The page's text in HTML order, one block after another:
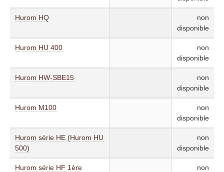
Hurom HQ
non
disponible
Hurom HU 400
non
disponible
Hurom HW-SBE15
non
disponible
Hurom M100
non
disponible
Hurom série HE (Hurom HU
500)
non
disponible
Hurom série HF 1ère
non